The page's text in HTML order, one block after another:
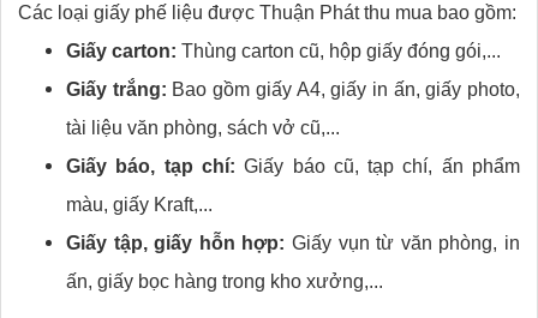
Các loại giấy phế liệu được Thuận Phát thu mua bao gồm:
Giấy carton: Thùng carton cũ, hộp giấy đóng gói,...
Giấy trắng: Bao gồm giấy A4, giấy in ấn, giấy photo,
tài liệu văn phòng, sách vở cũ,...
Giấy báo, tạp chí: Giấy báo cũ, tạp chí, ấn phẩm
màu, giấy Kraft,...
Giấy tập, giấy hỗn hợp: Giấy vụn từ văn phòng, in
ấn, giấy bọc hàng trong kho xưởng,...